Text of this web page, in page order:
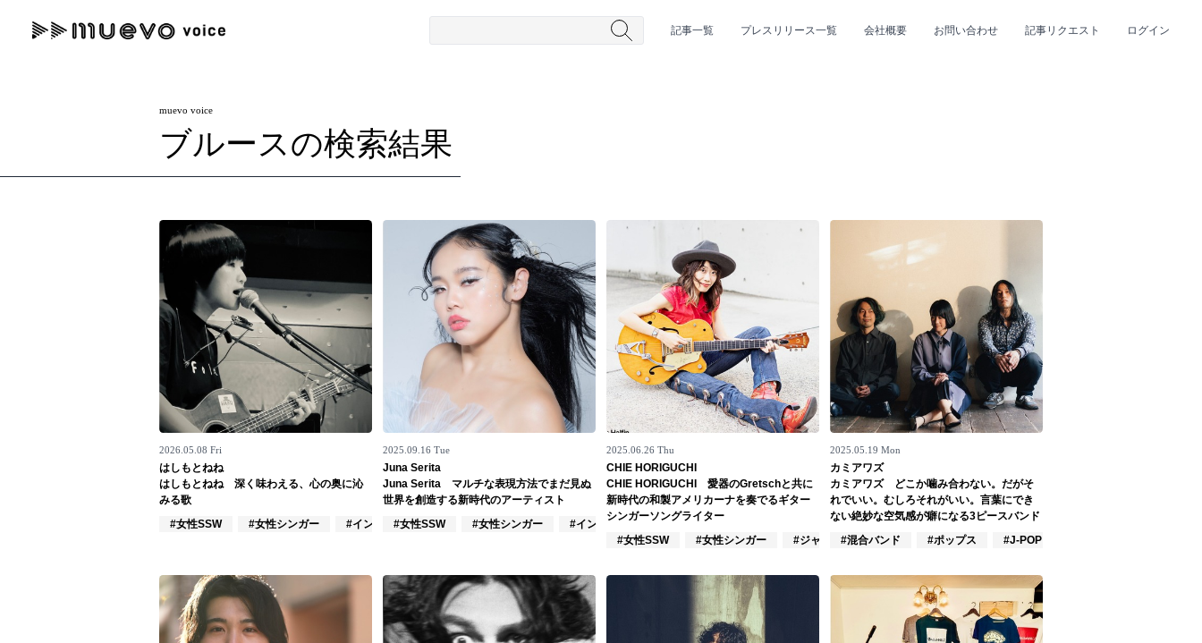
記事一覧 プレスリリース一覧 会社概要 お問い合わせ 記事リクエスト ログイン
#女性SSW #男性シンガー #HR/HM #女性シンガー #ヒップホップ #男性シンガーグループ
"読者の声を形にする”音楽特化メディア
muevoクラウドファンディング
muevo voice
ブルースの検索結果
2026.05.08 Fri
はしもとねね
はしもとねね 深く味わえる、心の奥に沁
みる歌
#女性SSW
#女性シンガー #インディーズ
2025.09.16 Tue
Juna Serita
Juna Serita マルチな表現方法でまだ見ぬ
世界を創造する新時代のアーティスト
#女性SSW
#女性シンガー #インスト
2025.06.26 Thu
CHIE HORIGUCHI
CHIE HORIGUCHI 愛器のGretschと共に
新時代の和製アメリカーナを奏でるギター
シンガーソングライター
#女性SSW
#女性シンガー #ジャズ/クラシック奏者
2025.05.19 Mon
カミアワズ
カミアワズ どこか噛み合わない。だがそ
れでいい。むしろそれがいい。言葉にでき
ない絶妙な空気感が癖になる3ピースバンド
#混合バンド
#ポップス #J-POP